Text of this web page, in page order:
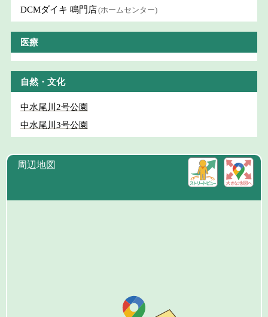
DCMダイキ 鳴門店(ホームセンター)
医療
自然・文化
中水尾川2号公園
中水尾川3号公園
周辺地図